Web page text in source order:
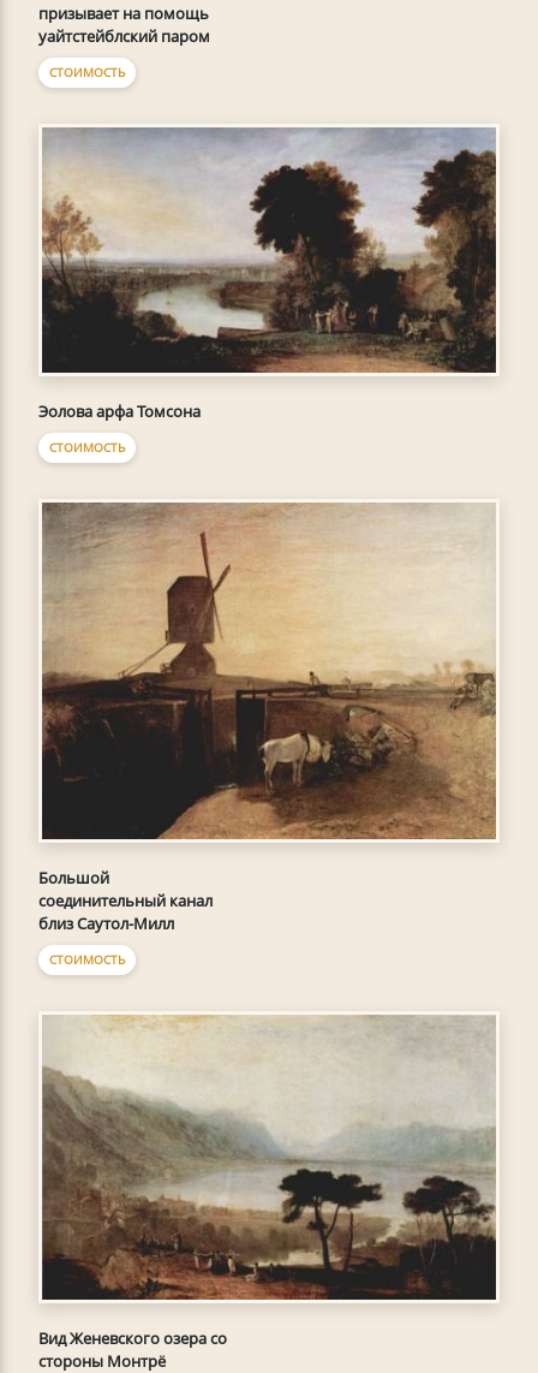
призывает на помощь
уайтстейблский паром
СТОИМОСТЬ
Эолова арфа Томсона
СТОИМОСТЬ
Большой
соединительный канал
близ Саутол-Милл
СТОИМОСТЬ
Вид Женевского озера со
стороны Монтрё